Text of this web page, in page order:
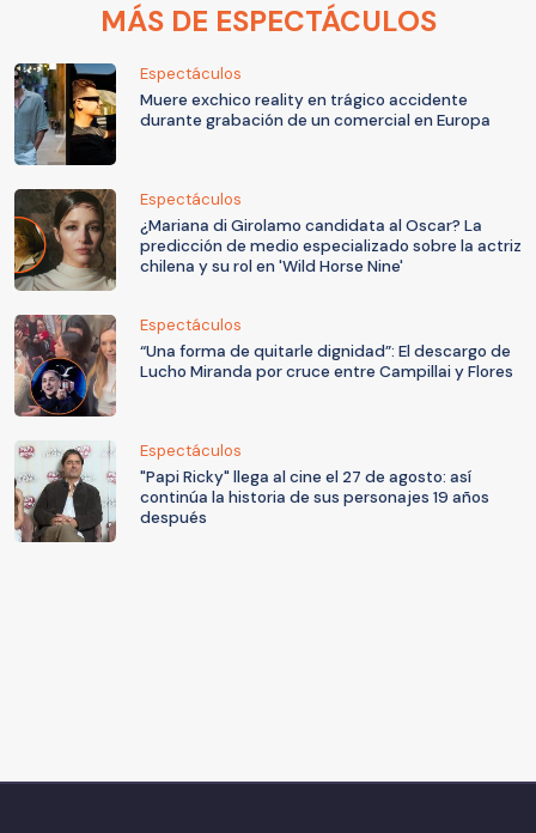
MÁS DE ESPECTÁCULOS
Espectáculos
Muere exchico reality en trágico accidente
durante grabación de un comercial en Europa
Espectáculos
¿Mariana di Girolamo candidata al Oscar? La
predicción de medio especializado sobre la actriz
chilena y su rol en 'Wild Horse Nine'
Espectáculos
“Una forma de quitarle dignidad”: El descargo de
Lucho Miranda por cruce entre Campillai y Flores
Espectáculos
"Papi Ricky" llega al cine el 27 de agosto: así
continúa la historia de sus personajes 19 años
después